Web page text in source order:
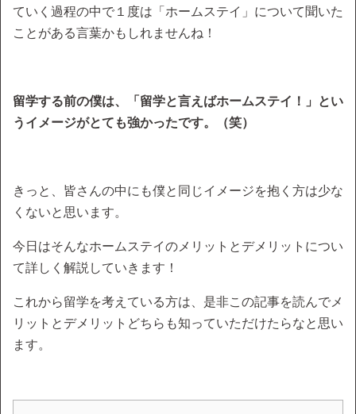
ていく過程の中で１度は「ホームステイ」について聞いた
ことがある言葉かもしれませんね！
留学する前の僕は、「留学と言えばホームステイ！」とい
うイメージがとても強かったです。（笑）
きっと、皆さんの中にも僕と同じイメージを抱く方は少な
くないと思います。
今日はそんなホームステイのメリットとデメリットについ
て詳しく解説していきます！
これから留学を考えている方は、是非この記事を読んでメ
リットとデメリットどちらも知っていただけたらなと思い
ます。